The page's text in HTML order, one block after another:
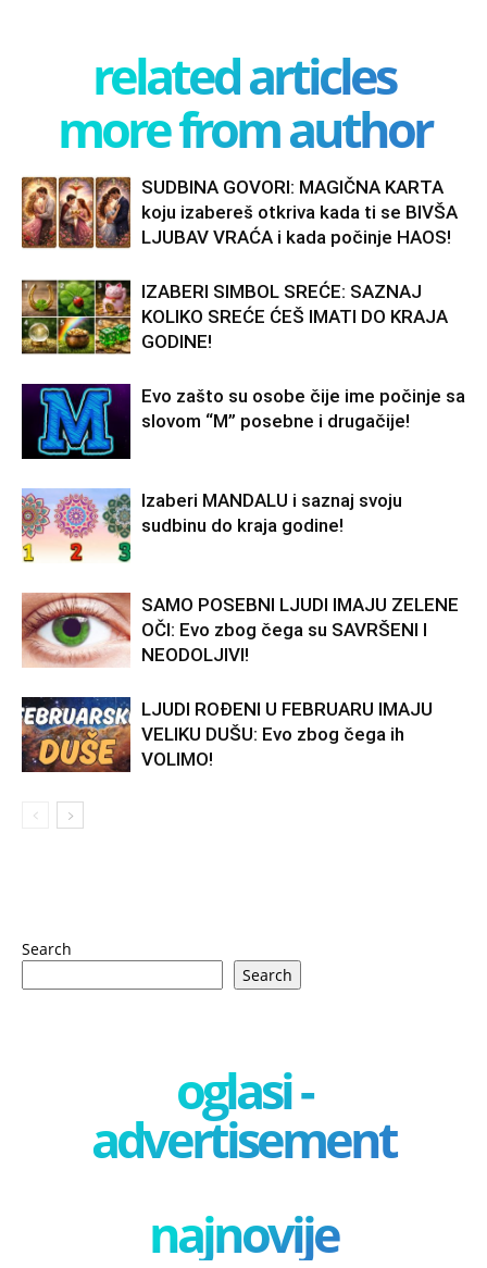
related articles
more from author
SUDBINA GOVORI: MAGIČNA KARTA
koju izabereš otkriva kada ti se BIVŠA
LJUBAV VRAĆA i kada počinje HAOS!
IZABERI SIMBOL SREĆE: SAZNAJ
KOLIKO SREĆE ĆEŠ IMATI DO KRAJA
GODINE!
Evo zašto su osobe čije ime počinje sa
slovom “M” posebne i drugačije!
Izaberi MANDALU i saznaj svoju
sudbinu do kraja godine!
SAMO POSEBNI LJUDI IMAJU ZELENE
OČI: Evo zbog čega su SAVRŠENI I
NEODOLJIVI!
LJUDI ROĐENI U FEBRUARU IMAJU
VELIKU DUŠU: Evo zbog čega ih
VOLIMO!
Search
Search
oglasi -
advertisement
najnovije